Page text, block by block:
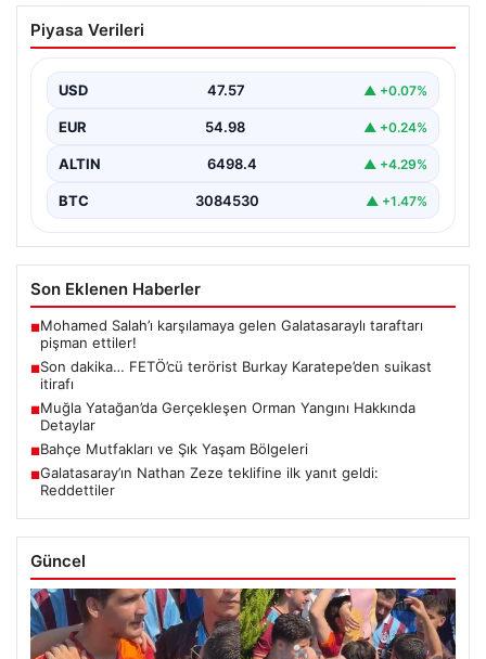
Son dakika… FETÖ’cü terörist Burkay
Karatepe’den suikast itirafı
Afyonkarahisar, Eskişehir ve Muğla emniyet
müdürlüklerince yürütülen ortak çalışma sonucu…
Piyasa Verileri
USD 47.57 ▲ +0.07%
EUR 54.98 ▲ +0.24%
ALTIN 6498.4 ▲ +4.29%
BTC 3084530 ▲ +1.47%
Son Eklenen Haberler
■Mohamed Salah’ı karşılamaya gelen Galatasaraylı taraftarı
pişman ettiler!
■Son dakika… FETÖ’cü terörist Burkay Karatepe’den suikast
itirafı
■Muğla Yatağan’da Gerçekleşen Orman Yangını Hakkında
Detaylar
■Bahçe Mutfakları ve Şık Yaşam Bölgeleri
■Galatasaray’ın Nathan Zeze teklifine ilk yanıt geldi:
Reddettiler
Güncel